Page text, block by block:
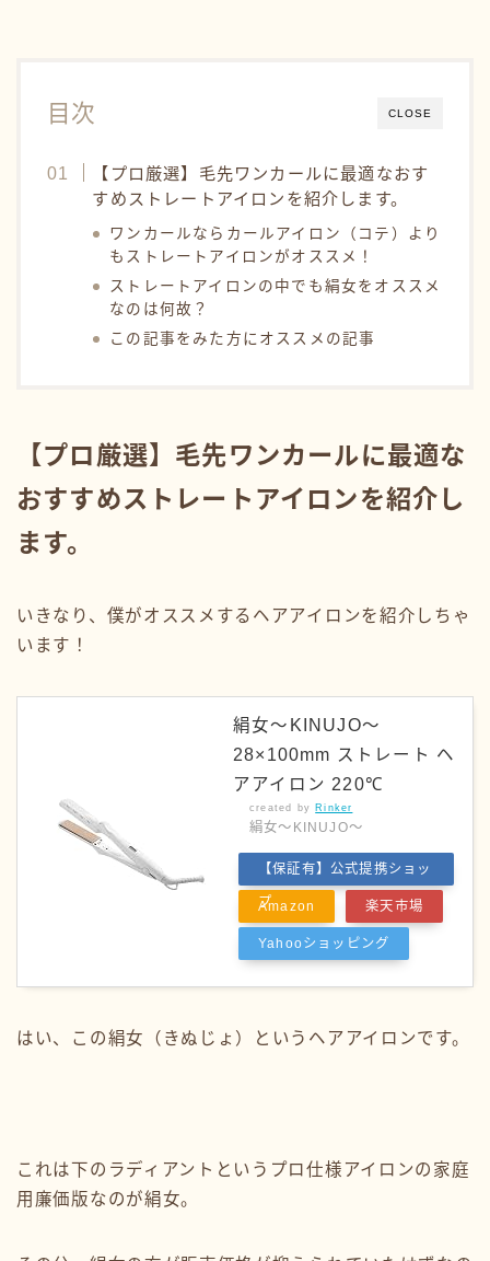
CLOSE
目次
【プロ厳選】毛先ワンカールに最適なおす
すめストレートアイロンを紹介します。
ワンカールならカールアイロン（コテ）より
もストレートアイロンがオススメ！
ストレートアイロンの中でも絹女をオススメ
なのは何故？
この記事をみた方にオススメの記事
【プロ厳選】毛先ワンカールに最適な
おすすめストレートアイロンを紹介し
ます。
いきなり、僕がオススメするヘアアイロンを紹介しちゃ
います！
絹女～KINUJO～
28×100mm ストレート ヘ
アアイロン 220℃
created by Rinker
絹女～KINUJO～
【保証有】公式提携ショッ
プ
Amazon 楽天市場
Yahooショッピング
はい、この絹女（きぬじょ）というヘアアイロンです。
これは下のラディアントというプロ仕様アイロンの家庭
用廉価版なのが絹女。